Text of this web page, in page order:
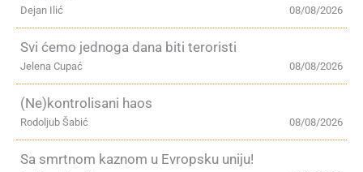
08/08/2026
Dejan Ilić
Svi ćemo jednoga dana biti teroristi
08/08/2026
Jelena Cupać
(Ne)kontrolisani haos
08/08/2026
Rodoljub Šabić
Sa smrtnom kaznom u Evropsku uniju!